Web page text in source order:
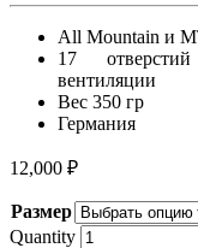
All Mountain и
17
вентиляции
Вес 350 гр
Германия
12,000 ₽
Размер
Quantity